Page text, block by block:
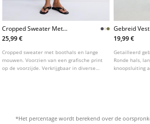
Cropped Sweater Met
Boothals
25,99 €
Cropped sweater met boothals en lange
mouwen. Voorzien van een grafische print
op de voorzijde. Verkrijgbaar in diverse
Gebreid
19,99 €
Getailleerd
Ronde hals,
knoopsluiting
*Het percentage wordt berekend over de